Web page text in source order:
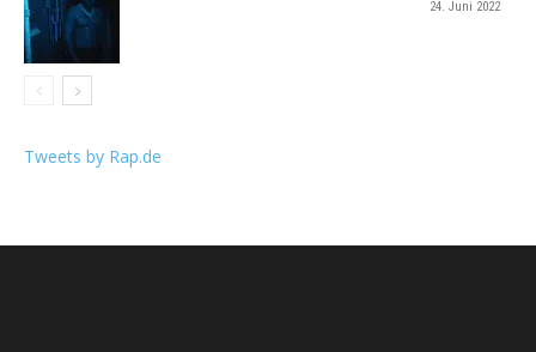
24. Juni 2022
Tweets by Rap.de